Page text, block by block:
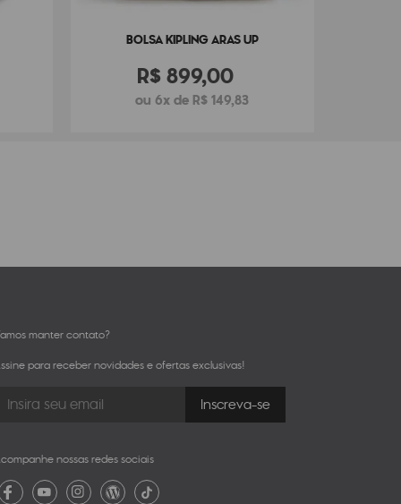
BOLSA KIPLING ARAS UP
R$ 899,00
ou 6x de R$ 149,83
manter contato?
para receber novidades e ofertas exclusivas!
nossas redes sociais